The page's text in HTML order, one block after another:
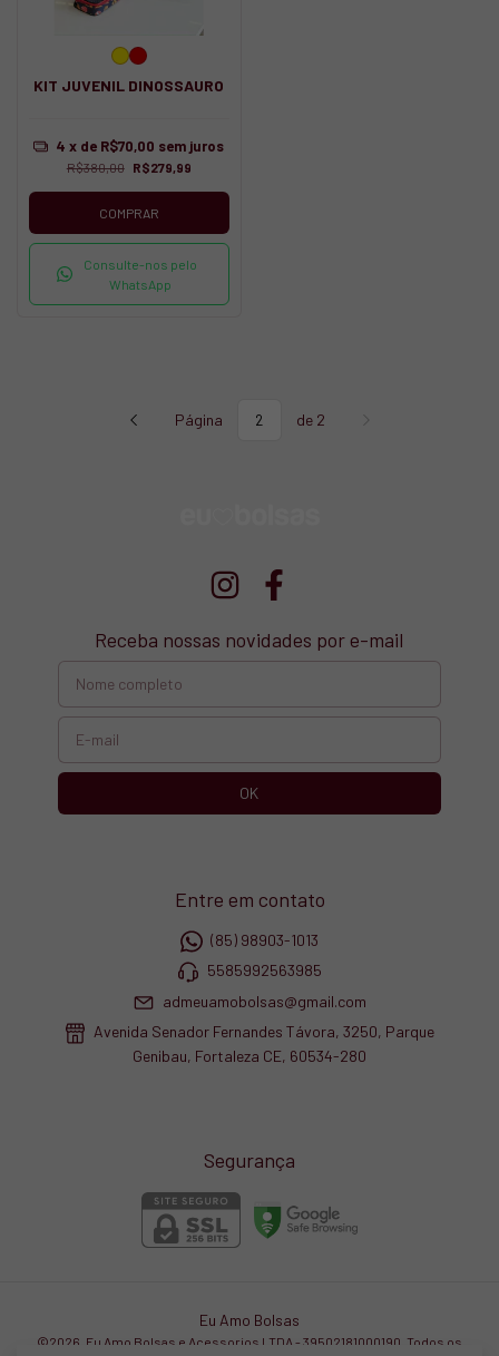
KIT JUVENIL DINOSSAURO
R$380,00 R$279,99
4 x de R$70,00 sem juros
COMPRAR
Consulte-nos pelo
WhatsApp
Página de 2
Receba nossas novidades por e-mail
Entre em contato
(85) 98903-1013
5585992563985
admeuamobolsas@gmail.com
Avenida Senador Fernandes Távora, 3250, Parque
Genibau, Fortaleza CE, 60534-280
Segurança
Eu Amo Bolsas
©2026. Eu Amo Bolsas e Acessorios LTDA - 39502181000190. Todos os